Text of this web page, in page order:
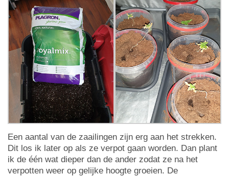
Een aantal van de zaailingen zijn erg aan het strekken.
Dit los ik later op als ze verpot gaan worden. Dan plant
ik de één wat dieper dan de ander zodat ze na het
verpotten weer op gelijke hoogte groeien. De